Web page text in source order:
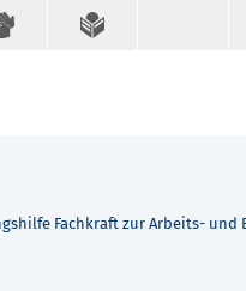
Fachkraft zur Arbeits- und